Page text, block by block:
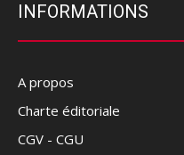
INFORMATIONS
A propos
Charte éditoriale
CGV - CGU